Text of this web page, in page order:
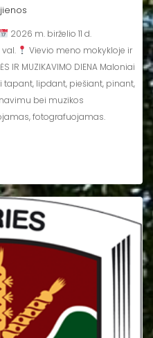
2026 m. birželio 11 d.
val.
Vievio meno mokykloje ir
IR MUZIKAVIMO DIENA Maloniai
tapant, lipdant, piešiant, pinant,
bei muzikos
fotografuojamas.